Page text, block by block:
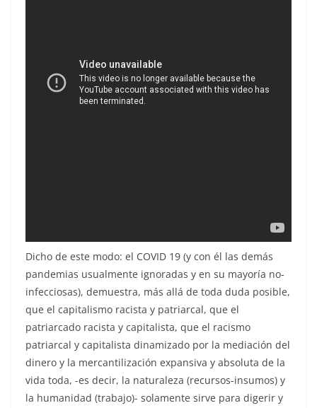
Dicho de este modo: el COVID 19 (y con él las demás
pandemias usualmente ignoradas y en su mayoría no-
infecciosas), demuestra, más allá de toda duda posible,
que el capitalismo racista y patriarcal, que el
patriarcado racista y capitalista, que el racismo
patriarcal y capitalista dinamizado por la mediación del
dinero y la mercantilización expansiva y absoluta de la
vida toda, -es decir, la naturaleza (recursos-insumos) y
la humanidad (trabajo)- solamente sirve para digerir y